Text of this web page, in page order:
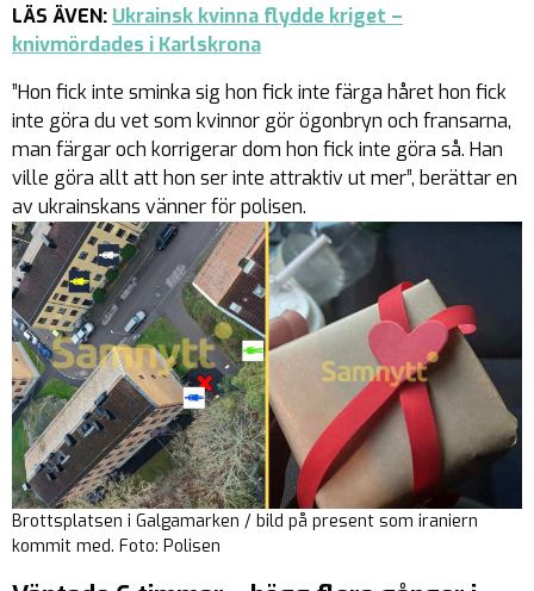
LÄS ÄVEN: Ukrainsk kvinna flydde kriget –
knivmördades i Karlskrona
”Hon fick inte sminka sig hon fick inte färga håret hon fick
inte göra du vet som kvinnor gör ögonbryn och fransarna,
man färgar och korrigerar dom hon fick inte göra så. Han
ville göra allt att hon ser inte attraktiv ut mer”, berättar en
av ukrainskans vänner för polisen.
Brottsplatsen i Galgamarken / bild på present som iraniern
kommit med. Foto: Polisen